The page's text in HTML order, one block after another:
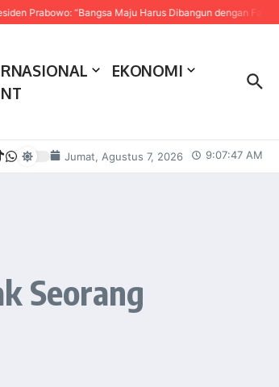
“Bangsa Maju Harus Dibangun dengan Fakta dan
EKONOMI
Jumat, Agustus 7, 2026 9:07:48 AM
Seorang